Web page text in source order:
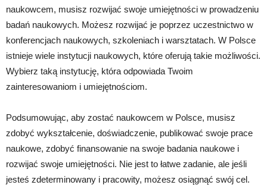
naukowcem, musisz rozwijać swoje umiejętności w prowadzeniu
badań naukowych. Możesz rozwijać je poprzez uczestnictwo w
konferencjach naukowych, szkoleniach i warsztatach. W Polsce
istnieje wiele instytucji naukowych, które oferują takie możliwości.
Wybierz taką instytucję, która odpowiada Twoim
zainteresowaniom i umiejętnościom.
Podsumowując, aby zostać naukowcem w Polsce, musisz
zdobyć wykształcenie, doświadczenie, publikować swoje prace
naukowe, zdobyć finansowanie na swoje badania naukowe i
rozwijać swoje umiejętności. Nie jest to łatwe zadanie, ale jeśli
jesteś zdeterminowany i pracowity, możesz osiągnąć swój cel.